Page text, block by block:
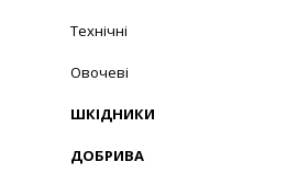
Технічні
Овочеві
ШКІДНИКИ
ДОБРИВА